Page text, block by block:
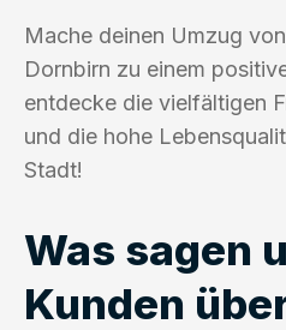
Mache deinen Umzug
Dornbirn zu einem
entdecke die vielfältigen
und die hohe
Stadt!
Was sagen
Kunden